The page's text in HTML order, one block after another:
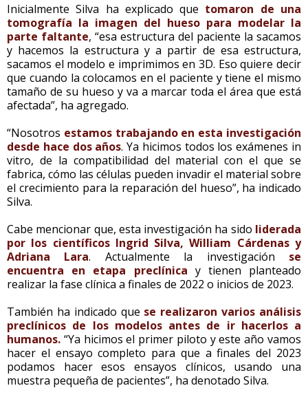
Inicialmente Silva ha explicado que tomaron de una
tomografía la imagen del hueso para modelar la
parte faltante, “esa estructura del paciente la sacamos
y hacemos la estructura y a partir de esa estructura,
sacamos el modelo e imprimimos en 3D. Eso quiere decir
que cuando la colocamos en el paciente y tiene el mismo
tamaño de su hueso y va a marcar toda el área que está
afectada”, ha agregado.
“Nosotros estamos trabajando en esta investigación
desde hace dos años. Ya hicimos todos los exámenes in
vitro, de la compatibilidad del material con el que se
fabrica, cómo las células pueden invadir el material sobre
el crecimiento para la reparación del hueso”, ha indicado
Silva.
Cabe mencionar que, esta investigación ha sido liderada
por los científicos Ingrid Silva, William Cárdenas y
Adriana Lara. Actualmente la investigación se
encuentra en etapa preclínica y tienen planteado
realizar la fase clínica a finales de 2022 o inicios de 2023.
También ha indicado que se realizaron varios análisis
preclínicos de los modelos antes de ir hacerlos a
humanos. “Ya hicimos el primer piloto y este año vamos
hacer el ensayo completo para que a finales del 2023
podamos hacer esos ensayos clínicos, usando una
muestra pequeña de pacientes”, ha denotado Silva.